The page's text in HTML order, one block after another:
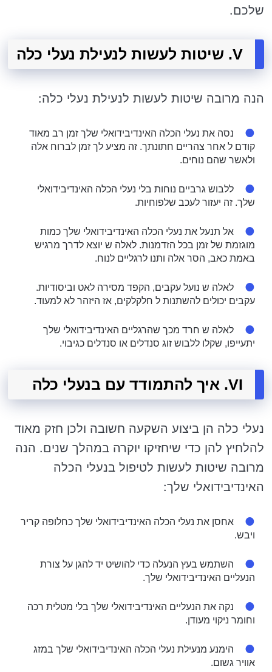
שלכם.
V. שיטות לעשות לנעילת נעלי כלה
הנה מרובה שיטות לעשות לנעילת נעלי כלה:
נסה את נעלי הכלה האינדיבידואלי שלך זמן רב מאוד
קודם ל אחר צהריים חתונתך. זה מציע לך זמן לברוח אלה
ולאשר שהם נוחים.
ללבוש גרביים נוחות בלי נעלי הכלה האינדיבידואלי
שלך. זה יעזור לעכב שלפוחיות.
אל תנעל את נעלי הכלה האינדיבידואלי שלך כמות
מוגזמת של זמן בכל הזדמנות. לאלה ש יוצא לדרך מרגיש
באמת כאב, הסר אלה ותנו לרגליים לנוח.
לאלה ש נועל עקבים, הקפד מסירה לאט וביסודיות.
עקבים יכולים להשתנות ל חלקלקים, אז היזהר לא למעוד.
לאלה ש חרד מכך שהרגליים האינדיבידואלי שלך
יתעייפו, שקלו ללבוש זוג סנדלים או סנדלים כגיבוי.
VI. איך להתמודד עם בנעלי כלה
נעלי כלה הן ביצוע השקעה חשובה ולכן חזק מאוד
להלחיץ להן כדי שיחזיקו יוקרה במהלך שנים. הנה
מרובה שיטות לעשות לטיפול בנעלי הכלה
האינדיבידואלי שלך:
אחסן את נעלי הכלה האינדיבידואלי שלך כחלופה קריר
ויבש.
השתמש בעץ הנעלה כדי להושיט יד להגן על צורת
הנעליים האינדיבידואלי שלך.
נקה את הנעליים האינדיבידואלי שלך בלי מטלית רכה
וחומר ניקוי מעודן.
הימנע מנעילת נעלי הכלה האינדיבידואלי שלך במזג
אוויר גשום.